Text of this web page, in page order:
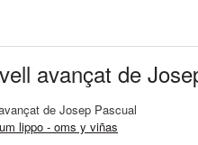
avançat de
de Josep Pascual